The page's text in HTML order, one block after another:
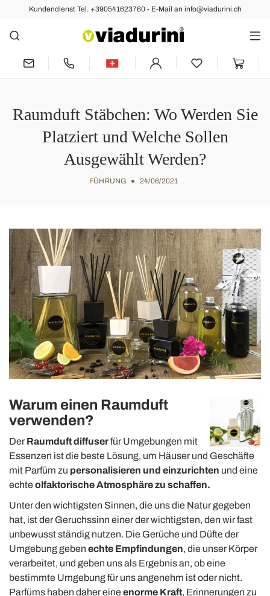
Kundendienst Tel. +390541623760 - E-Mail an info@viadurini.ch
Raumduft Stäbchen: Wo Werden Sie
Platziert und Welche Sollen
Ausgewählt Werden?
FÜHRUNG 24/06/2021
Warum einen Raumduft
verwenden?
Der Raumduft diffuserfür Umgebungen mit
Essenzen ist die beste Lösung, um Häuser und Geschäfte
mit Parfüm zu personalisieren und einzurichten und eine
echteolfaktorische Atmosphäre zu schaffen.
Unter den wichtigsten Sinnen, die uns die Natur gegeben
hat, ist der Geruchssinn einer der wichtigsten, den wir fast
unbewusst ständig nutzen. Die Gerüche und Düfte der
Umgebung geben echte Empfindungen, die unser Körper
verarbeitet, und geben uns als Ergebnis an, ob eine
bestimmte Umgebung für uns angenehm ist oder nicht.
Parfüms haben daher eineenorme Kraft, Erinnerungen zu